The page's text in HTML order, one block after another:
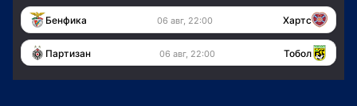
Бенфика 06 авг, 22:00 Хартс
Партизан 06 авг, 22:00 Тобол